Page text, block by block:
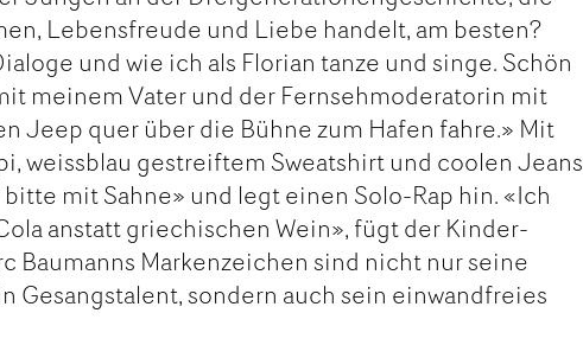
Lebensfreude und Liebe handelt, am besten?
und wie ich als Florian tanze und singe. Schön
meinem Vater und der Fernsehmoderatorin mit
Jeep quer über die Bühne zum Hafen fahre.» Mit
weissblau gestreiftem Sweatshirt und coolen Jeans
mit Sahne» und legt einen Solo-Rap hin. «Ich
anstatt griechischen Wein», fügt der Kinder-
Baumanns Markenzeichen sind nicht nur seine
Gesangstalent, sondern auch sein einwandfreies